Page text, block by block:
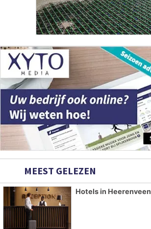
MEEST GELEZEN
Hotels in Heerenveen